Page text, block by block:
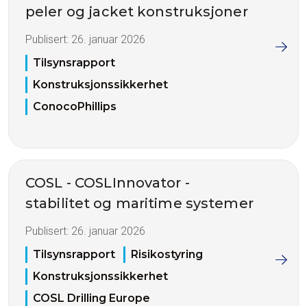
peler og jacket konstruksjoner
Publisert: 26. januar 2026
Tilsynsrapport
Konstruksjonssikkerhet
ConocoPhillips
COSL - COSLInnovator -
stabilitet og maritime systemer
Publisert: 26. januar 2026
Tilsynsrapport
Risikostyring
Konstruksjonssikkerhet
COSL Drilling Europe